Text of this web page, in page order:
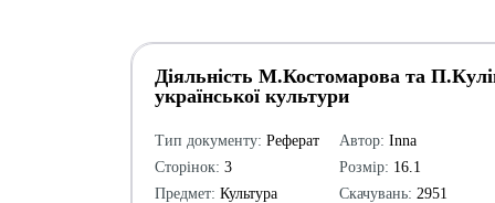
Діяльність М.Костомарова та
української культури
Тип документу: Реферат
Сторінок: 3
Предмет: Культура
Автор: Inna
Розмір: 16.1
Скачувань: 2951